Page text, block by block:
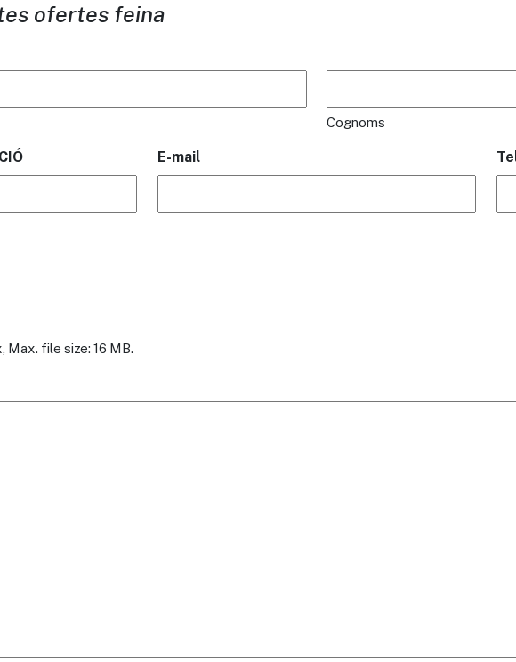
ofertes feina
Cognoms
E-mail
file size: 16 MB.